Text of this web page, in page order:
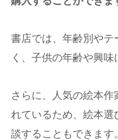
書店では、年齢別やテ
く、子供の年齢や興味
さらに、人気の絵本
れているため、絵本
談することもできます。